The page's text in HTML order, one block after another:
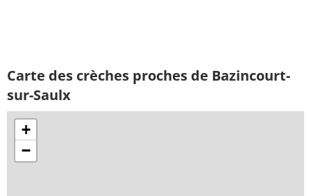
Carte des crèches proches de Bazincourt-
sur-Saulx
+
−